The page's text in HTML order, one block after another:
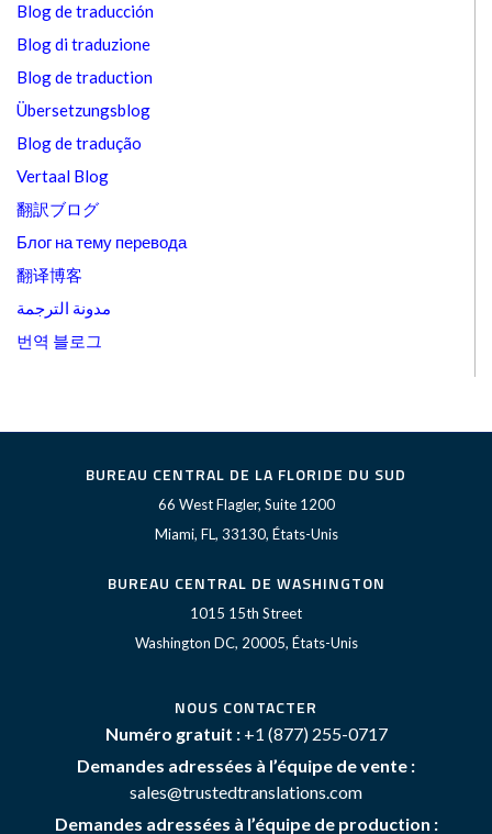
Blog de traducción
Blog di traduzione
Blog de traduction
Übersetzungsblog
Blog de tradução
Vertaal Blog
翻訳ブログ
Блог на тему перевода
翻译博客
مدونة الترجمة
번역 블로그
BUREAU CENTRAL DE LA FLORIDE DU SUD
66 West Flagler, Suite 1200
Miami, FL, 33130, États-Unis
BUREAU CENTRAL DE WASHINGTON
1015 15th Street
Washington DC, 20005, États-Unis
NOUS CONTACTER
Numéro gratuit : +1 (877) 255-0717
Demandes adressées à l’équipe de vente :
sales@trustedtranslations.com
Demandes adressées à l’équipe de production :